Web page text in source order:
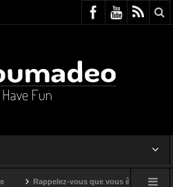
Rappelez-vous que vous êtes super !